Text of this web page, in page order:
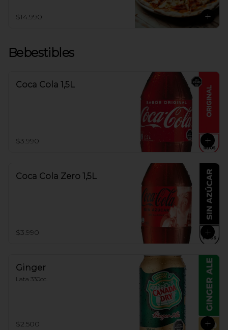
$14.990
Bebestibles
Coca Cola 1,5L
$3.990
Coca Cola Zero 1,5L
$3.990
Ginger
Lata 330cc.
$2.500